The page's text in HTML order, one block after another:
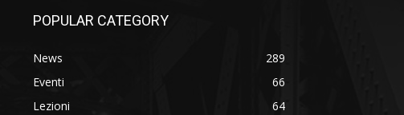
POPULAR CATEGORY
News
289
Eventi
66
Lezioni
64